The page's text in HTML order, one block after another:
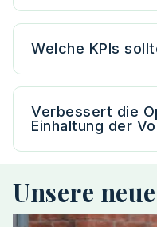
Welche KPIs
Verbessert die
Einhaltung der
Unsere